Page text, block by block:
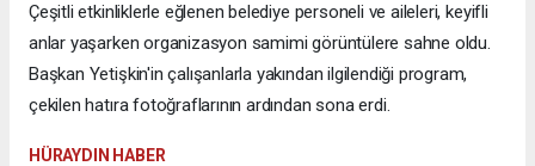
Çeşitli etkinliklerle eğlenen belediye personeli ve aileleri, keyifli
anlar yaşarken organizasyon samimi görüntülere sahne oldu.
Başkan Yetişkin'in çalışanlarla yakından ilgilendiği program,
çekilen hatıra fotoğraflarının ardından sona erdi.
HÜRAYDIN HABER